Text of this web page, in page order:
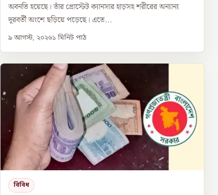
অবনতি হয়েছে। তাঁর প্রোস্টেট ক্যানসার হাড়সহ শরীরের অন্যান্য
দূরবর্তী অংশে ছড়িয়ে পড়েছে। এতে...
৯ আগস্ট, ২০২৬১ মিনিট পাঠ
বিবিধ